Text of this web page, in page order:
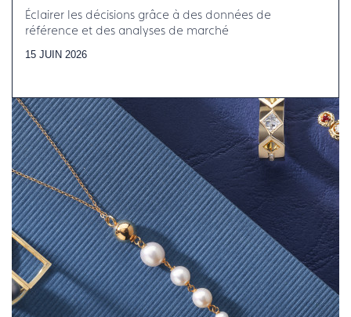
Éclairer les décisions grâce à des données de
référence et des analyses de marché
15 JUIN 2026